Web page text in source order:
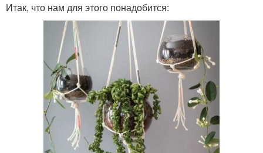
Итак, что нам для этого понадобится: